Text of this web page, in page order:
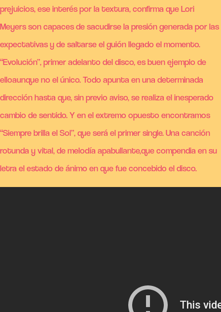
prejuicios, ese interés por la textura, confirma que Lori
Meyers son capaces de sacudirse la presión generada por las
expectativas y de saltarse el guión llegado el momento.
“Evolución”, primer adelanto del disco, es buen ejemplo de
elloaunque no el único. Todo apunta en una determinada
dirección hasta que, sin previo aviso, se realiza el inesperado
cambio de sentido. Y en el extremo opuesto encontramos
“Siempre brilla el Sol”, que será el primer single. Una canción
rotunda y vital, de melodía apabullante,que compendia en su
letra el estado de ánimo en que fue concebido el disco.